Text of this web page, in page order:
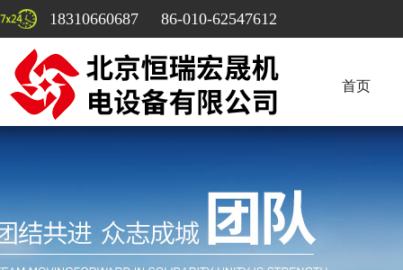
18310660687 86-010-62547612
首页